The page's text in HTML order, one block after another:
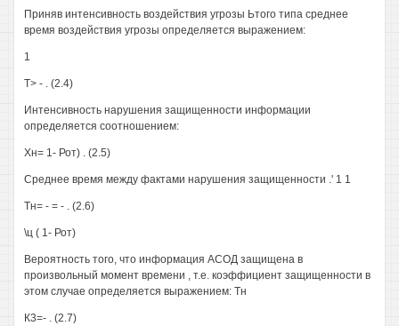
Приняв интенсивность воздействия угрозы Ьтого типа среднее
время воздействия угрозы определяется выражением:
1
Т> - . (2.4)
Интенсивность нарушения защищенности информации
определяется соотношением:
Хн= 1- Рот) . (2.5)
Среднее время между фактами нарушения защищенности .' 1 1
Тн= - = - . (2.6)
\ц ( 1- Рот)
Вероятность того, что информация АСОД защищена в
произвольный момент времени , т.е. коэффициент защищенности в
этом случае определяется выражением: Тн
К3=- . (2.7)